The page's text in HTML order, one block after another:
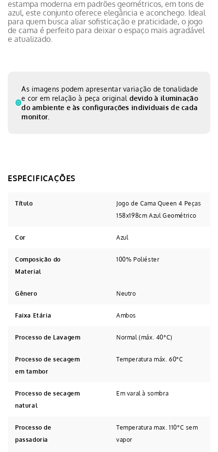
estampa moderna em padrões geométricos, em tons de
azul, este conjunto oferece elegância e aconchego. Ideal
para quem busca aliar sofisticação e praticidade, o jogo
de cama é perfeito para deixar o espaço mais agradável
e atualizado.
As imagens podem apresentar variação de tonalidade
e cor em relação à peça original devido à iluminação
do ambiente e às configurações individuais de cada
monitor.
Título
Jogo de Cama Queen 4 Peças
158x198cm Azul Geométrico
Cor Azul
Composição do
Material
100% Poliéster
Gênero Neutro
Faixa Etária Ambos
Processo de Lavagem Normal (máx. 40°C)
Processo de secagem
em tambor
Temperatura máx. 60°C
Processo de secagem
natural
Em varal à sombra
Processo de
passadoria
Temperatura max. 110°C sem
vapor